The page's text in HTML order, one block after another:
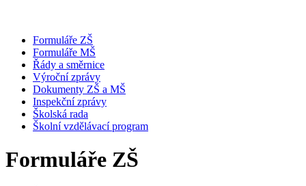
Formuláře ZŠ
Formuláře MŠ
Řády a směrnice
Výroční zprávy
Dokumenty ZŠ a MŠ
Inspekční zprávy
Školská rada
Školní vzdělávací program
Formuláře ZŠ